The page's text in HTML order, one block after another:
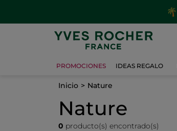
PROMOCIONES IDEAS REGALO
Inicio Nature
Nature
0 producto(s) encontrado(s)